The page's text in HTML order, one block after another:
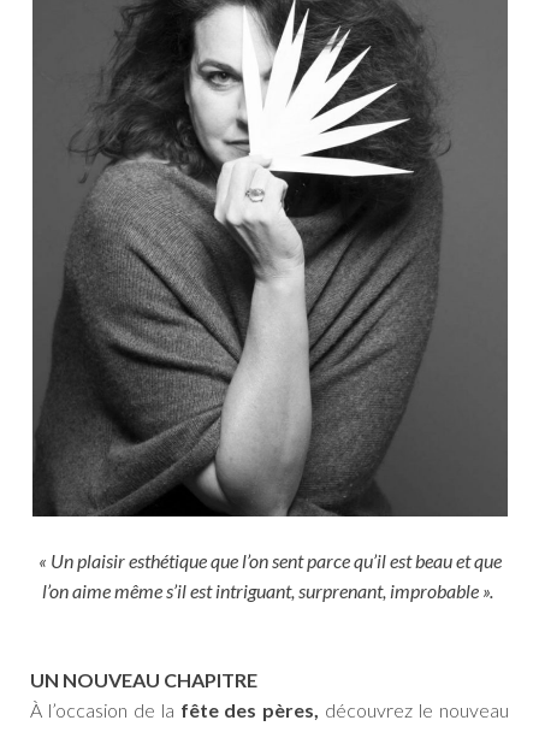
« Un plaisir esthétique que l’on sent parce qu’il est beau et que
l’on aime même s’il est intriguant, surprenant, improbable ».
UN NOUVEAU CHAPITRE
À l’occasion de la fête des pères, découvrez le nouveau